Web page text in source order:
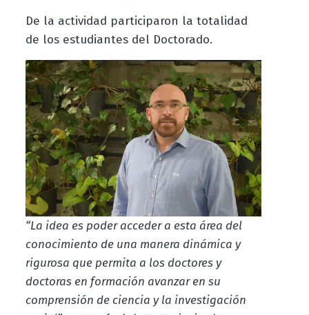
De la actividad participaron la totalidad
de los estudiantes del Doctorado.
“La idea es poder acceder a esta área del
conocimiento de una manera dinámica y
rigurosa que permita a los doctores y
doctoras en formación avanzar en su
comprensión de ciencia y la investigación